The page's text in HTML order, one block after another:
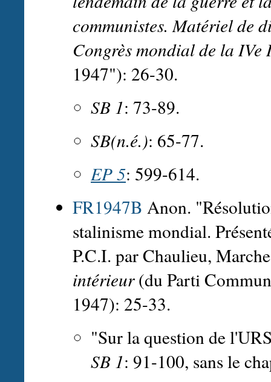
communistes. Matériel de
Congrès mondial de la
1947"): 26-30.
SB 1: 73-89.
SB(n.é.): 65-77.
EP 5: 599-614.
FR1947B Anon.
stalinisme mondial.
P.C.I. par Chaulieu,
intérieur(du Parti
1947): 25-33.
"Sur la question de
SB 1: 91-100, sans le